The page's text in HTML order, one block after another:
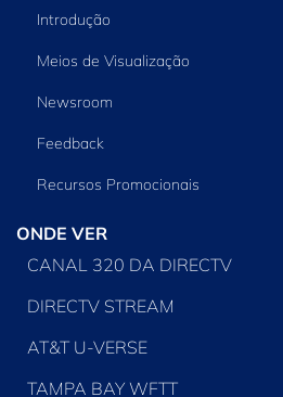
Introdução
Meios de Visualização
Newsroom
Feedback
Recursos Promocionais
ONDE VER
CANAL 320 DA DIRECTV
DIRECTV STREAM
AT&T U-VERSE
TAMPA BAY WFTT